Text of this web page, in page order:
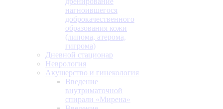
нагноившегося
доброкачественного
образования кожи
(липома, атерома,
гигрома)
Дневной стационар
Неврология
Акушерство и гинекология
Введение
внутриматочной
спирали «Мирена»